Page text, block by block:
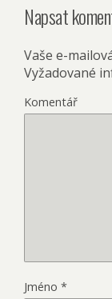
Napsat
Vaše e-
Vyžadované
Komentář
Jméno *